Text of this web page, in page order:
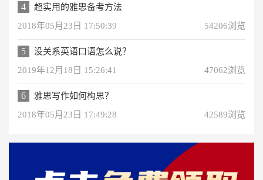
4
超实用的雅思备考方法
2018年05月23日 17:50:39
54206浏览
5
没关系英语口语怎么说？
2019年12月18日 15:26:41
47062浏览
6
雅思写作如何构思？
2018年05月23日 17:49:28
42589浏览